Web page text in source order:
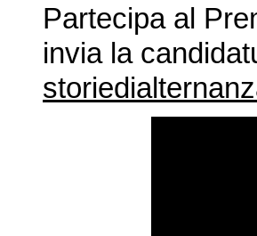
Partecipa al
invia la